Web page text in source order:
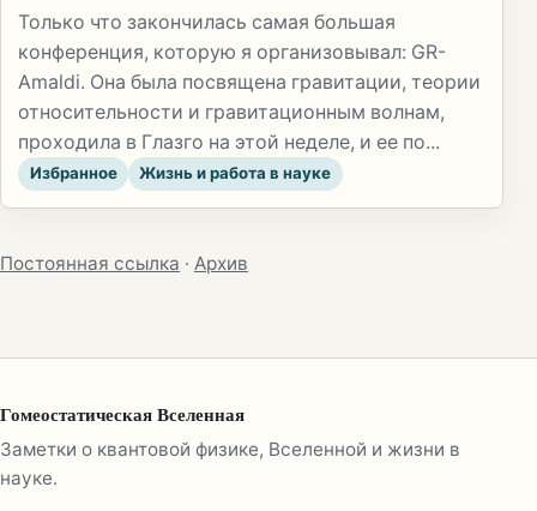
Только что закончилась самая большая
конференция, которую я организовывал: GR-
Amaldi. Она была посвящена гравитации, теории
относительности и гравитационным волнам,
проходила в Глазго на этой неделе, и ее по...
Избранное Жизнь и работа в науке
Постоянная ссылка · Архив
Гомеостатическая Вселенная
Заметки о квантовой физике, Вселенной и жизни в
науке.